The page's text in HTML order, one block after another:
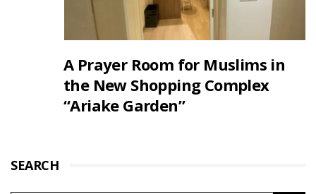
A Prayer Room for Muslims in
the New Shopping Complex
“Ariake Garden”
SEARCH